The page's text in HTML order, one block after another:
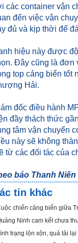
các container vận
đến việc vận
đủ và kịp thời để
hiệu này được
Đây cũng là đơn
top cảng biển tốt
Hải.
đốc điều hành
đầy thách thức
tâm vận chuyển
này sẽ không
từ các đối tác của
báo Thanh Niên
tin khác
chiến cảng biển giữa
Ninh cam kết chưa
trạng lộn xộn, quả tải